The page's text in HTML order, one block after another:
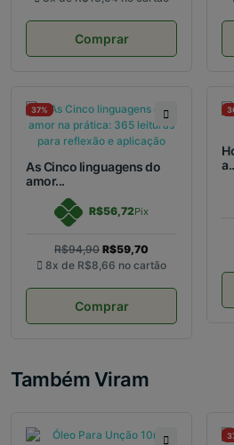
Comprar
37%
As Cinco linguagens do
amor...
R$56,72Pix
R$94,90 R$59,70
8x de R$8,66 no cartão
Comprar
Também Viram